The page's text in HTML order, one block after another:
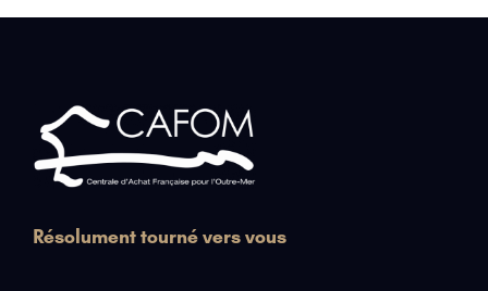
Résolument tourné vers vous